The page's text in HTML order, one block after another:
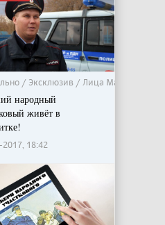
/ Эксклюзив / Лица Магнитки
народный
живёт в
18:42